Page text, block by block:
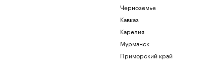
Черноземье
Кавказ
Карелия
Мурманск
Приморский край